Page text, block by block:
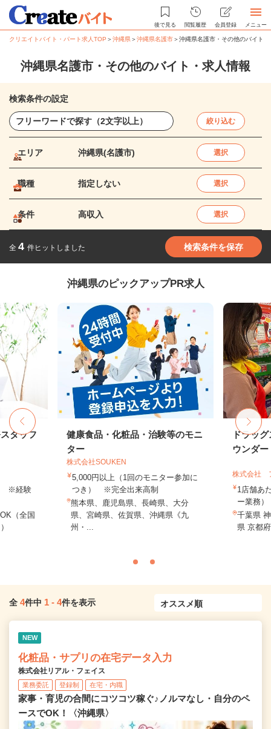
後で見る 閲覧履歴 会員登録 メニュー
クリエイトバイト・パート求人TOP ＞沖縄県＞沖縄県名護市＞沖縄県名護市・その他のバイト
沖縄県名護市・その他のバイト・求人情報
検索条件の設定
絞り込む
エリア 沖縄県(名護市) 選択
職種 指定しない 選択
条件 高収入 選択
全 4 件ヒットしました 検索条件を保存
沖縄県のピックアップPR求人
タッフ
※経験
（全国
健康食品・化粧品・治験等のモニ
ター
株式会社SOUKEN
5,000円以上（1回のモニター参加に
つき） ※完全出来高制
熊本県、鹿児島県、長崎県、大分
県、宮崎県、佐賀県、沖縄県《九
州・...
ドラッ
ウンダ
株式会社
1店舗あ
ー業務
千葉県
県 京都
全 4件中 1 - 4件を表示
NEW
化粧品・サプリの在宅データ入力
株式会社リアル・フェイス
業務委託 登録制 在宅・内職
家事・育児の合間にコツコツ稼ぐ♪ノルマなし・自分のペ
ースでOK！〈沖縄県〉